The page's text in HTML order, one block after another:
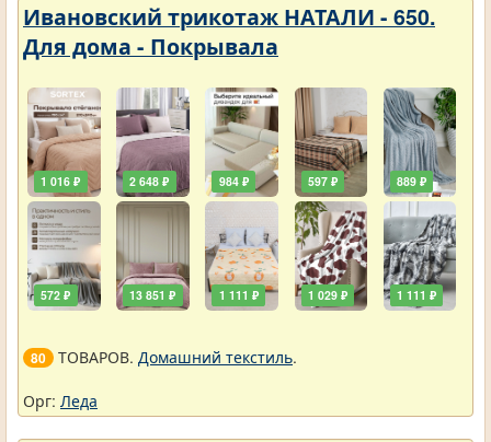
Ивановский трикотаж НАТАЛИ - 650.
Для дома - Покрывала
1 016 ₽
572 ₽
2 648 ₽
13 851 ₽
984 ₽
1 111 ₽
597 ₽
1 029 ₽
889 ₽
1 111 ₽
80 ТОВАРОВ. Домашний текстиль.
Орг: Леда